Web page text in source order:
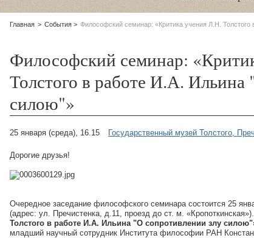
Родительские
Главная События Философский семинар: «Критика учения Л.Н.
Философский семинар:
Толстого в работе И.А. Ильина
силою"»
25 января (среда), 16.15 Государственный музей Толстого,
Дорогие друзья!
Очередное заседание философского семинара состоится 25
(адрес: ул. Пречистенка, д.11, проезд до ст. м.
Толстого в работе И.А. Ильина "О сопротивлении злу
младший научный сотрудник Института философии РАН